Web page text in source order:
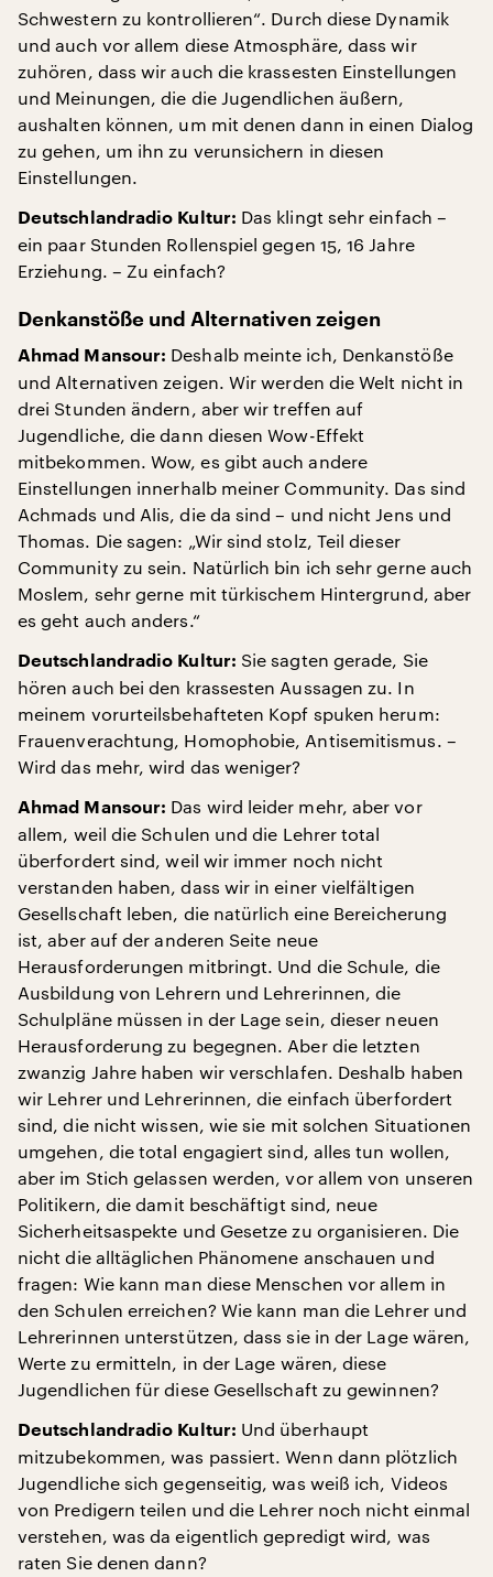
Schwestern zu kontrollieren“. Durch diese Dynamik
und auch vor allem diese Atmosphäre, dass wir
zuhören, dass wir auch die krassesten Einstellungen
und Meinungen, die die Jugendlichen äußern,
aushalten können, um mit denen dann in einen Dialog
zu gehen, um ihn zu verunsichern in diesen
Einstellungen.
Deutschlandradio Kultur: Das klingt sehr einfach –
ein paar Stunden Rollenspiel gegen 15, 16 Jahre
Erziehung. – Zu einfach?
Denkanstöße und Alternativen zeigen
Ahmad Mansour: Deshalb meinte ich, Denkanstöße
und Alternativen zeigen. Wir werden die Welt nicht in
drei Stunden ändern, aber wir treffen auf
Jugendliche, die dann diesen Wow-Effekt
mitbekommen. Wow, es gibt auch andere
Einstellungen innerhalb meiner Community. Das sind
Achmads und Alis, die da sind – und nicht Jens und
Thomas. Die sagen: „Wir sind stolz, Teil dieser
Community zu sein. Natürlich bin ich sehr gerne auch
Moslem, sehr gerne mit türkischem Hintergrund, aber
es geht auch anders.“
Deutschlandradio Kultur: Sie sagten gerade, Sie
hören auch bei den krassesten Aussagen zu. In
meinem vorurteilsbehafteten Kopf spuken herum:
Frauenverachtung, Homophobie, Antisemitismus. –
Wird das mehr, wird das weniger?
Ahmad Mansour: Das wird leider mehr, aber vor
allem, weil die Schulen und die Lehrer total
überfordert sind, weil wir immer noch nicht
verstanden haben, dass wir in einer vielfältigen
Gesellschaft leben, die natürlich eine Bereicherung
ist, aber auf der anderen Seite neue
Herausforderungen mitbringt. Und die Schule, die
Ausbildung von Lehrern und Lehrerinnen, die
Schulpläne müssen in der Lage sein, dieser neuen
Herausforderung zu begegnen. Aber die letzten
zwanzig Jahre haben wir verschlafen. Deshalb haben
wir Lehrer und Lehrerinnen, die einfach überfordert
sind, die nicht wissen, wie sie mit solchen Situationen
umgehen, die total engagiert sind, alles tun wollen,
aber im Stich gelassen werden, vor allem von unseren
Politikern, die damit beschäftigt sind, neue
Sicherheitsaspekte und Gesetze zu organisieren. Die
nicht die alltäglichen Phänomene anschauen und
fragen: Wie kann man diese Menschen vor allem in
den Schulen erreichen? Wie kann man die Lehrer und
Lehrerinnen unterstützen, dass sie in der Lage wären,
Werte zu ermitteln, in der Lage wären, diese
Jugendlichen für diese Gesellschaft zu gewinnen?
Deutschlandradio Kultur: Und überhaupt
mitzubekommen, was passiert. Wenn dann plötzlich
Jugendliche sich gegenseitig, was weiß ich, Videos
von Predigern teilen und die Lehrer noch nicht einmal
verstehen, was da eigentlich gepredigt wird, was
raten Sie denen dann?